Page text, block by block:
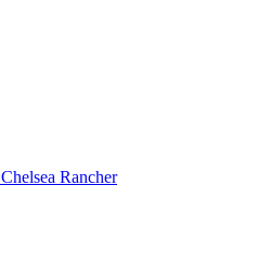
Chelsea Rancher